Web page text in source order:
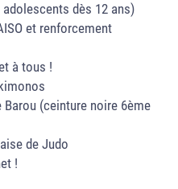
dès 12 ans)
et renforcement
à tous !
(ceinture noire 6ème
de Judo
!